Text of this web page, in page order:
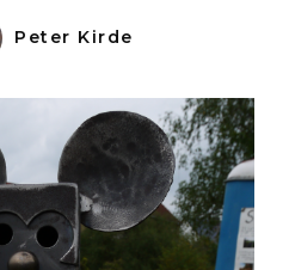
Peter Kirde